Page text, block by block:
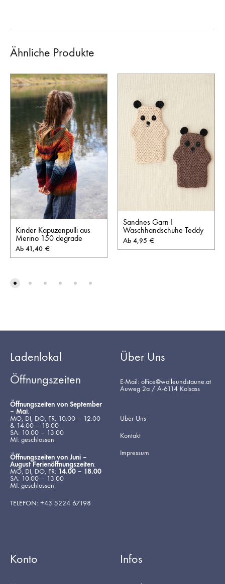
Ähnliche Produkte
Kinder Kapuzenpulli aus
Merino 150 degrade
Ab 41,40 €
Sandnes Garn I
Waschhandschuhe Teddy
Ab 4,95 €
Ladenlokal
Öffnungszeiten
Öffnungszeiten von September
– Mai:
MO, DI, DO, FR: 10.00 – 12.00
& 14.00 – 18.00
SA: 10.00 – 13.00
MI: geschlossen
Öffnungszeiten von Juni –
August Ferienöffnungszeiten:
MO, DI, DO, FR: 14.00 – 18.00
SA: 10.00 – 13.00
MI: geschlossen
TELEFON: +43 5224 67198
Über Uns
E-Mail: office@wolleundstaune.at
Auweg 2a / A-6114 Kolsass
Über Uns
Kontakt
Impressum
Konto Infos